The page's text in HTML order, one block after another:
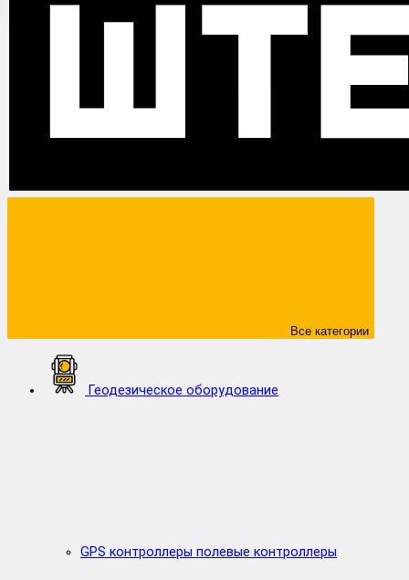
Все категории
Геодезическое оборудование
GPS контроллеры полевые контроллеры